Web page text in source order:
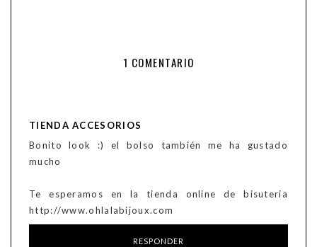
1 COMENTARIO
TIENDA ACCESORIOS
Bonito look :) el bolso también me ha gustado
mucho
Te esperamos en la tienda online de bisuteria
http://www.ohlalabijoux.com
RESPONDER